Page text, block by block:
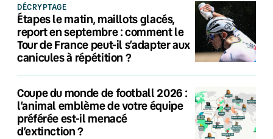
DÉCRYPTAGE
Étapes le matin, maillots glacés,
report en septembre : comment le
Tour de France peut-il s’adapter aux
canicules à répétition ?
Coupe du monde de football 2026 :
l’animal emblème de votre équipe
préférée est-il menacé
d’extinction ?